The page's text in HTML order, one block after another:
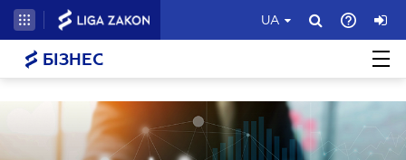
UA
БІЗНЕС